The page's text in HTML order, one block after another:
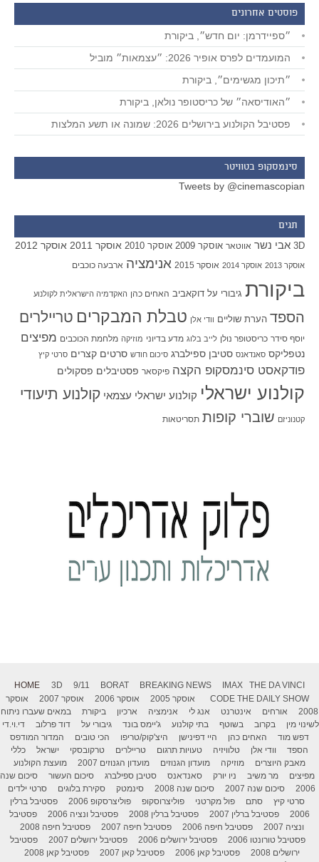
פוסטים אחרונים
״ספיידרמן: יום חדש״, ביקורת
המועמדים לפרס אופיר 2026: ״עצמאות״ מוביל
״תיכון מגשימים״, ביקורת
״האודיסאה״ של כריסטופר נולאן, ביקורת
פסטיבל הקולנוע בירושלים 2026: שמונה או תשע המלצות
סינמסקופ בטוויטר
Tweets by @cinemascopian
תגים
3D אבי נשר אווטאר אוסקר 2009 אוסקר 2010 אוסקר 2011 אוסקר 2012
אוסקר 2013 אוסקר 2014 אוסקר 2015 אנימציה ארבעה כוכבים
ביקורת גיבורי על דוקאביב האחים כהן האקדמיה הישראלית לקולנוע
הספד הערת שוליים וודי אלן טבלת המבקרים טריילרים
יוסף סידר כריסטופר נולן לייב בלוג מדע בדיוני מוזיקה מלחמת הכוכבים מפיצים
נטפליקס סאנדאנס סטיבן ספילברג סיכום חודש סרטים קצרים סרטי קיץ
פודקאסט סינמסקופ הקצה פיקסאר פסטיבלים פסקולים
קולנוע ישראלי קולנוע ישראלי עצמאי קולנוע תיעודי
קטנוניזם שוברי קופות תסריטאות
HOME 3D 9/11 BORAT BREAKING NEWS IMAX
THE DA VINCI
CODE THE DAILY SHOW אוסקר 2005 אוסקר 2006 אוסקר 2007
אוסקר
2008
אורחים אינטרנט אנג לי אנימציה ארכיון ביקורת
במאים שעברו ניתוח
לשינוי מין
בקרוב בשוטף בתי קולנוע ג'יימס בונד גיבורי על דוד פרלוב
די.וי.די
דפש מוד
האחים כהן היי דפינישן היצ'קוק/טריפו הכי טובים
המדור המודפס
הספד
וודי אלן טלוויזיה טעויות תרגום טריילרים טרקובסקי ישראל
כללי
מאבק היוצרים
מוזיקה מועדון הגנוזים מועדון הגנוזים 2007
מועצת הקולנוע
מפיצים
מר משיב ניו יורק סאנדאנס סטיבן ספילברג סיכום העשור
סיכום שנה
2006
סיכום שנה 2007 סיכום שנה 2008 סינמטק סקירת בלוגים
סרטי ילדים
סרטי קיץ
סתם פול מקרטני פוליצרוסקופ פוליצרסקופ 2006
פסטיבל ברלין
2006
פסטיבל ברלין 2007 פסטיבל ברלין 2008 פסטיבל ונציה 2006
פסטיבל
ונציה 2007
פסטיבל חיפה 2006 פסטיבל חיפה 2007
פסטיבל חיפה 2008
פסטיבל טורונטו 2006
פסטיבל ירושלים 2006 פסטיבל ירושלים 2007
פסטיבל
ירושלים 2008
פסטיבל קאן 2006 פסטיבל קאן 2007
פסטיבל קאן 2008